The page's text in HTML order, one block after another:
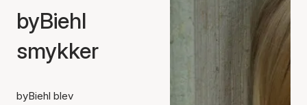
byBiehl
smykker
byBiehl blev